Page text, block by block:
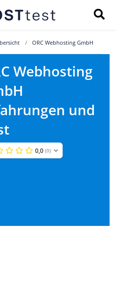
ORC Webhosting GmbH
Webhosting
und
0,0 (0)